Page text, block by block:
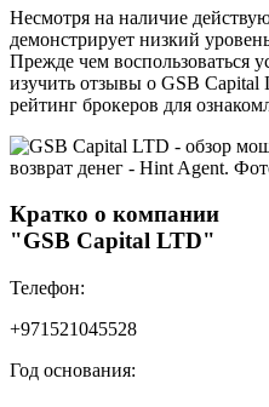
Несмотря на наличие
демонстрирует низкий
Прежде чем воспользоваться
изучить отзывы о GSB Capital
рейтинг брокеров для
Кратко о компании
"GSB Capital LTD"
Телефон:
+971521045528
Год основания: